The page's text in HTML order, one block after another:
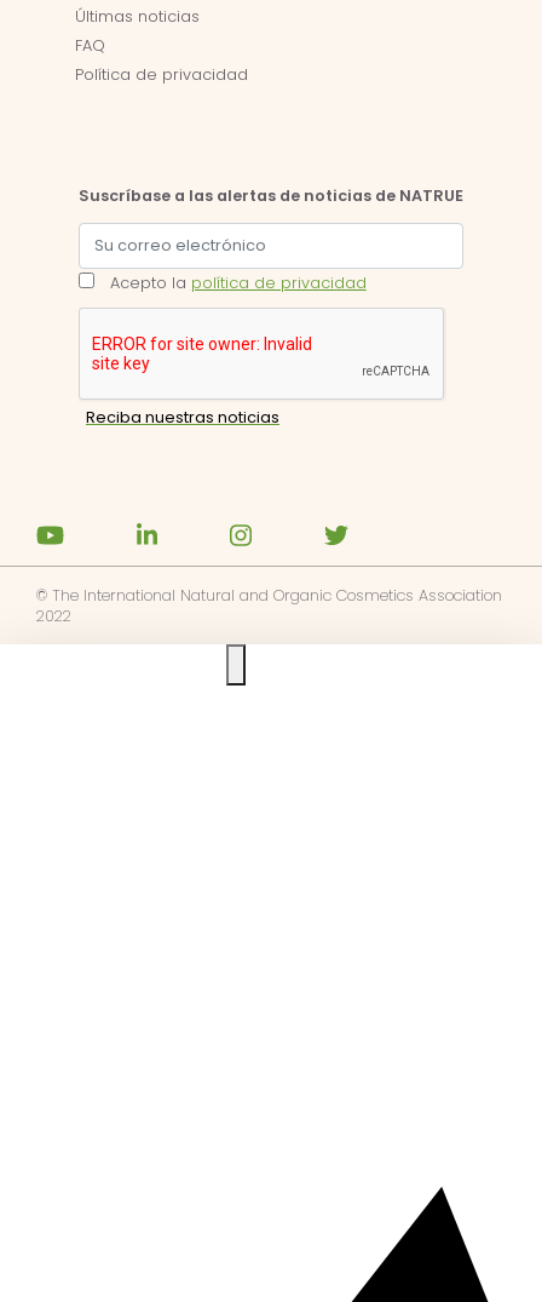
Últimas noticias
FAQ
Política de privacidad
Suscríbase a las alertas de noticias de NATRUE
Acepto la política de privacidad
© The International Natural and Organic Cosmetics Association
2022